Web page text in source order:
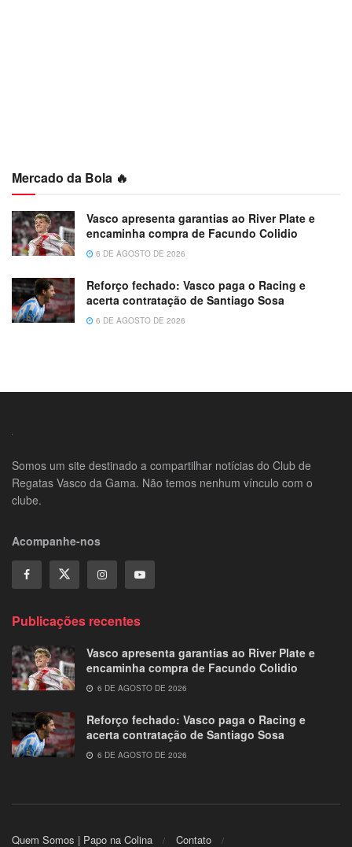
Mercado da Bola 🔥
Vasco apresenta garantias ao River Plate e
encaminha compra de Facundo Colidio
6 DE AGOSTO DE 2026
Reforço fechado: Vasco paga o Racing e
acerta contratação de Santiago Sosa
6 DE AGOSTO DE 2026
Somos um site destinado a compartilhar notícias do Club de
Regatas Vasco da Gama. Não temos nenhum vínculo com o
clube.
Acompanhe-nos
Publicações recentes
Vasco apresenta garantias ao River Plate e
encaminha compra de Facundo Colidio
6 DE AGOSTO DE 2026
Reforço fechado: Vasco paga o Racing e
acerta contratação de Santiago Sosa
6 DE AGOSTO DE 2026
Quem Somos | Papo na Colina Contato